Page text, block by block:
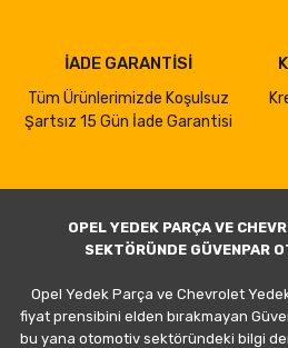
İADE GARANTİSİ
Tüm Ürünlerimizde Koşulsuz
Şartsız 15 Gün İade Garantisi
OPEL YEDEK PARÇA VE
SEKTÖRÜNDE GÜVENPAR
Opel Yedek Parça ve Chevrolet
fiyat prensibini elden bırakmayan
bu yana otomotiv sektöründeki bilgi